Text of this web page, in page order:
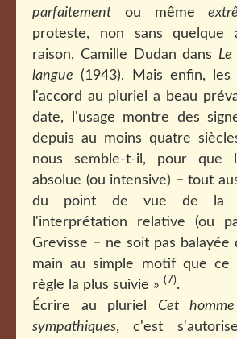
parfaitement ou même
proteste, non sans quelque
raison, Camille Dudan dans Le
langue (1943). Mais enfin,
l'accord au pluriel a beau
date, l'usage montre des
depuis au moins quatre
nous semble-t-il, pour que
absolue (ou intensive) − tout
du point de vue de la
l'interprétation relative (ou
Grevisse − ne soit pas balayée
main au simple motif que ce
règle la plus suivie » (7).
Écrire au pluriel Cet
sympathiques, c'est